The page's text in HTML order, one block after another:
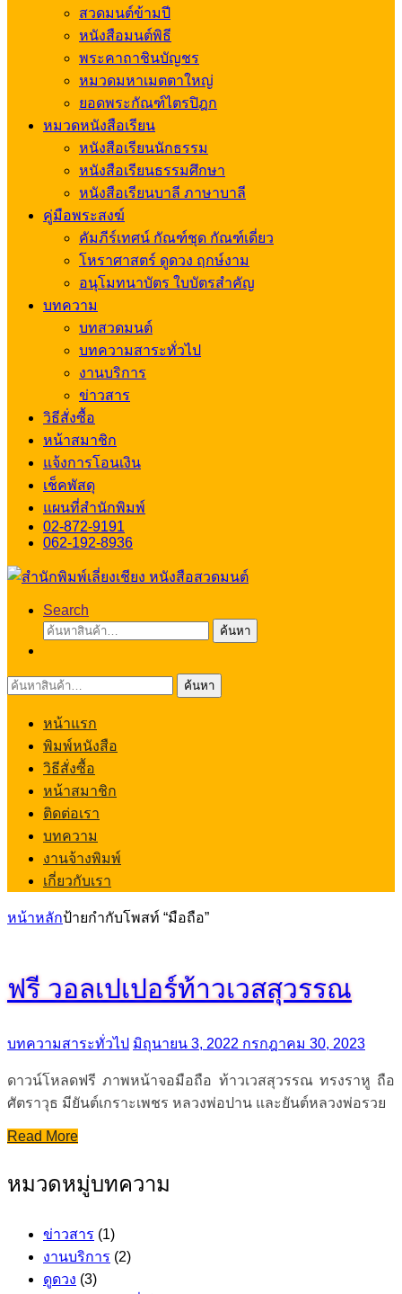
สวดมนต์ข้ามปี
หนังสือมนต์พิธี
พระคาถาชินบัญชร
หมวดมหาเมตตาใหญ่
ยอดพระกัณฑ์ไตรปิฎก
หมวดหนังสือเรียน
หนังสือเรียนนักธรรม
หนังสือเรียนธรรมศึกษา
หนังสือเรียนบาลี ภาษาบาลี
คู่มือพระสงฆ์
คัมภีร์เทศน์ กัณฑ์ชุด กัณฑ์เดี่ยว
โหราศาสตร์ ดูดวง ฤกษ์งาม
อนุโมทนาบัตร ใบบัตรสำคัญ
บทความ
บทสวดมนต์
บทความสาระทั่วไป
งานบริการ
ข่าวสาร
วิธีสั่งซื้อ
หน้าสมาชิก
แจ้งการโอนเงิน
เช็คพัสดุ
แผนที่สำนักพิมพ์
02-872-9191
062-192-8936
Search
ค้นหา:
ค้นหา
ค้นหา: ค้นหา
หน้าแรก
พิมพ์หนังสือ
วิธีสั่งซื้อ
หน้าสมาชิก
ติดต่อเรา
บทความ
งานจ้างพิมพ์
เกี่ยวกับเรา
หน้าหลักป้ายกำกับโพสท์ “มือถือ”
ฟรี วอลเปเปอร์ท้าวเวสสุวรรณ
บทความสาระทั่วไป มิถุนายน 3, 2022 กรกฎาคม 30, 2023
ดาวน์โหลดฟรี ภาพหน้าจอมือถือ ท้าวเวสสุวรรณ ทรงราหู ถือ
ศัตราวุธ มียันต์เกราะเพชร หลวงพ่อปาน และยันต์หลวงพ่อรวย
Read More
หมวดหมู่บทความ
ข่าวสาร (1)
งานบริการ (2)
ดูดวง (3)